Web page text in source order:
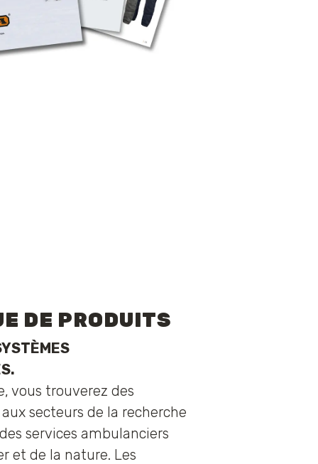
DE PRODUITS
vous trouverez des
secteurs de la recherche
services ambulanciers
et de la nature. Les